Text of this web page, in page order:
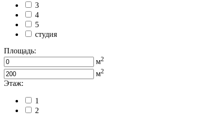
3
4
5
студия
Площадь:
м2
м2
Этаж:
1
2